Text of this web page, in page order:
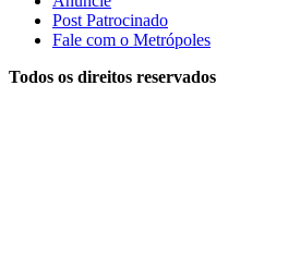
Post Patrocinado
Fale com o Metrópoles
Todos os direitos reservados